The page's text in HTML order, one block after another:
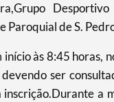
Paroquial de S.
às 8:45 horas,
ser
inscrição.Durante a